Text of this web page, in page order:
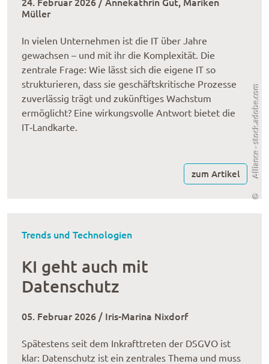
Müller
In vielen Unternehmen ist die IT über Jahre
gewachsen – und mit ihr die Komplexität. Die
zentrale Frage: Wie lässt sich die eigene IT so
strukturieren, dass sie geschäftskritische Prozesse
zuverlässig trägt und zukünftiges Wachstum
ermöglicht? Eine wirkungsvolle Antwort bietet die
IT‑Landkarte.
zum Artikel
©
Alliance - stock.adobe.com
Trends und Technologien
KI geht auch mit
Datenschutz
05. Februar 2026 / Iris-Marina Nixdorf
Spätestens seit dem Inkrafttreten der DSGVO ist
klar: Datenschutz ist ein zentrales Thema und muss